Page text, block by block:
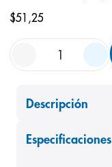
$51 ,25
Descripción
Especificaciones
2.
3. eucerin
cerave
6. shampoo
bioderma